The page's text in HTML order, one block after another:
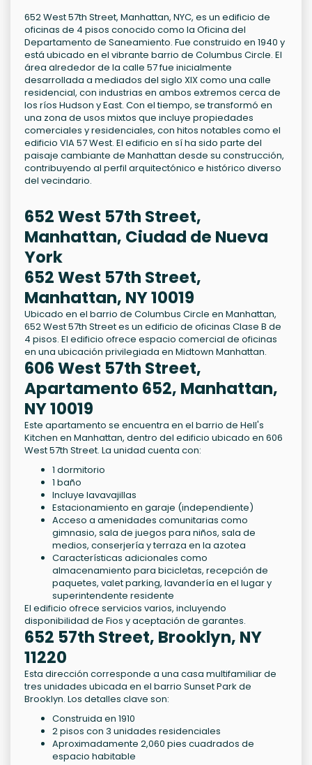
652 West 57th Street, Manhattan, NYC, es un edificio de
oficinas de 4 pisos conocido como la Oficina del
Departamento de Saneamiento. Fue construido en 1940 y
está ubicado en el vibrante barrio de Columbus Circle. El
área alrededor de la calle 57 fue inicialmente
desarrollada a mediados del siglo XIX como una calle
residencial, con industrias en ambos extremos cerca de
los ríos Hudson y East. Con el tiempo, se transformó en
una zona de usos mixtos que incluye propiedades
comerciales y residenciales, con hitos notables como el
edificio VIA 57 West. El edificio en sí ha sido parte del
paisaje cambiante de Manhattan desde su construcción,
contribuyendo al perfil arquitectónico e histórico diverso
del vecindario.
652 West 57th Street,
Manhattan, Ciudad de Nueva
York
652 West 57th Street,
Manhattan, NY 10019
Ubicado en el barrio de Columbus Circle en Manhattan,
652 West 57th Street es un edificio de oficinas Clase B de
4 pisos. El edificio ofrece espacio comercial de oficinas
en una ubicación privilegiada en Midtown Manhattan.
606 West 57th Street,
Apartamento 652, Manhattan,
NY 10019
Este apartamento se encuentra en el barrio de Hell's
Kitchen en Manhattan, dentro del edificio ubicado en 606
West 57th Street. La unidad cuenta con:
1 dormitorio
1 baño
Incluye lavavajillas
Estacionamiento en garaje (independiente)
Acceso a amenidades comunitarias como
gimnasio, sala de juegos para niños, sala de
medios, conserjería y terraza en la azotea
Características adicionales como
almacenamiento para bicicletas, recepción de
paquetes, valet parking, lavandería en el lugar y
superintendente residente
El edificio ofrece servicios varios, incluyendo
disponibilidad de Fios y aceptación de garantes.
652 57th Street, Brooklyn, NY
11220
Esta dirección corresponde a una casa multifamiliar de
tres unidades ubicada en el barrio Sunset Park de
Brooklyn. Los detalles clave son:
Construida en 1910
2 pisos con 3 unidades residenciales
Aproximadamente 2,060 pies cuadrados de
espacio habitable